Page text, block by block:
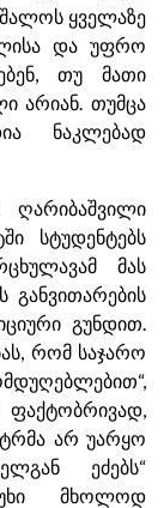
ყველაზე
და უფრო
თუ მათი
არიან. თუმცა
ნაკლებად
სტუდენტებს
მას
განვითარების
გუნდით.
რომ საჯარო
არ უარყო
ეძებს“
მხოლოდ